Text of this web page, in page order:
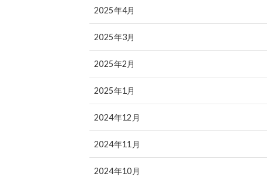
2025年4月
2025年3月
2025年2月
2025年1月
2024年12月
2024年11月
2024年10月